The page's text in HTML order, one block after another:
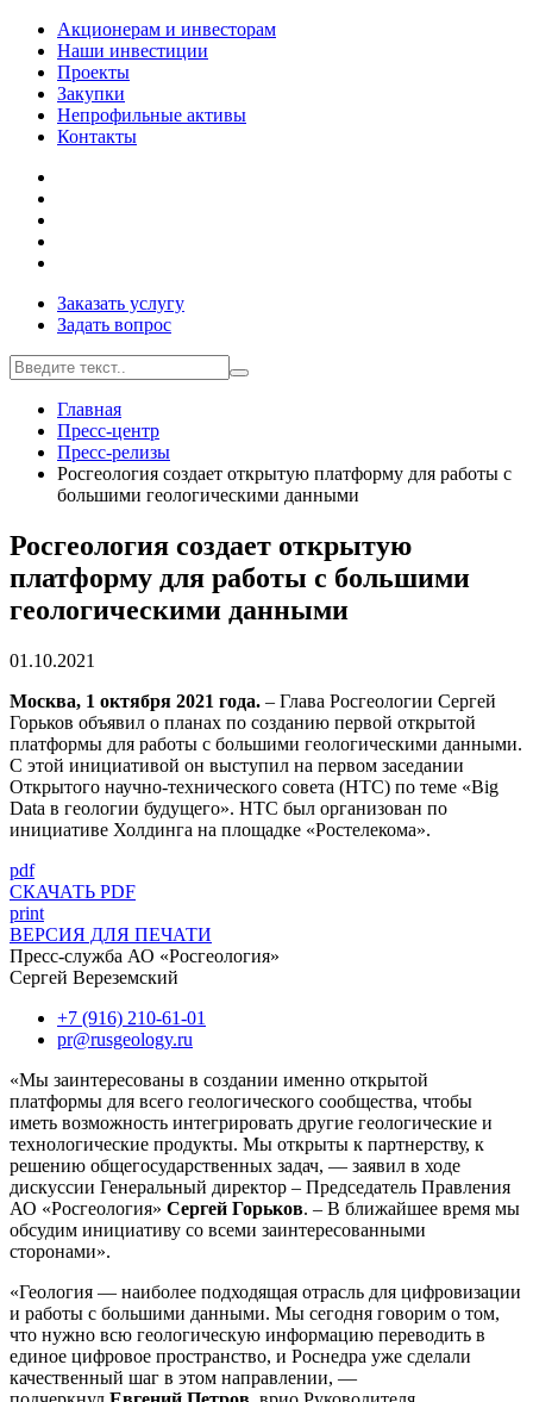
Акционерам и инвесторам
Наши инвестиции
Проекты
Закупки
Непрофильные активы
Контакты
Заказать услугу
Задать вопрос
Главная
Пресс-центр
Пресс-релизы
Росгеология создает открытую платформу для работы с
большими геологическими данными
Росгеология создает открытую
платформу для работы с большими
геологическими данными
01.10.2021
Москва, 1 октября 2021 года. – Глава Росгеологии Сергей
Горьков объявил о планах по созданию первой открытой
платформы для работы с большими геологическими данными.
С этой инициативой он выступил на первом заседании
Открытого научно-технического совета (НТС) по теме «Big
Data в геологии будущего». НТС был организован по
инициативе Холдинга на площадке «Ростелекома».
pdf
СКАЧАТЬ PDF
print
ВЕРСИЯ ДЛЯ ПЕЧАТИ
Пресс-служба АО «Росгеология»
Сергей Вереземский
+7 (916) 210-61-01
pr@rusgeology.ru
«Мы заинтересованы в создании именно открытой
платформы для всего геологического сообщества, чтобы
иметь возможность интегрировать другие геологические и
технологические продукты. Мы открыты к партнерству, к
решению общегосударственных задач, — заявил в ходе
дискуссии Генеральный директор – Председатель Правления
АО «Росгеология» Сергей Горьков. – В ближайшее время мы
обсудим инициативу со всеми заинтересованными
сторонами».
«Геология — наиболее подходящая отрасль для цифровизации
и работы с большими данными. Мы сегодня говорим о том,
что нужно всю геологическую информацию переводить в
единое цифровое пространство, и Роснедра уже сделали
качественный шаг в этом направлении, —